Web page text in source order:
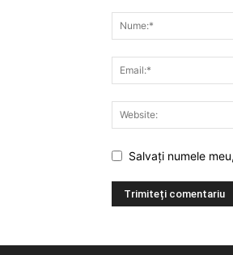
Salvați numele